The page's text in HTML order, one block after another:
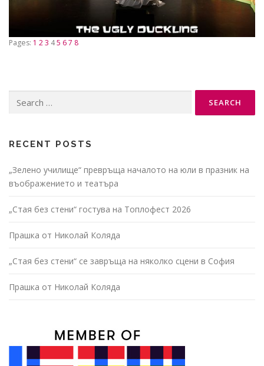
Pages: 1 23 45 67 8
for:
RECENT POSTS
„Зелено училище“ превръща началото на юли в празник на
въображението и театъра
„Стая без стени“ гостува на Топлофест 2026
Прашка от Николай Коляда
„Стая без стени“ се завръща на няколко сцени в София
Прашка от Николай Коляда